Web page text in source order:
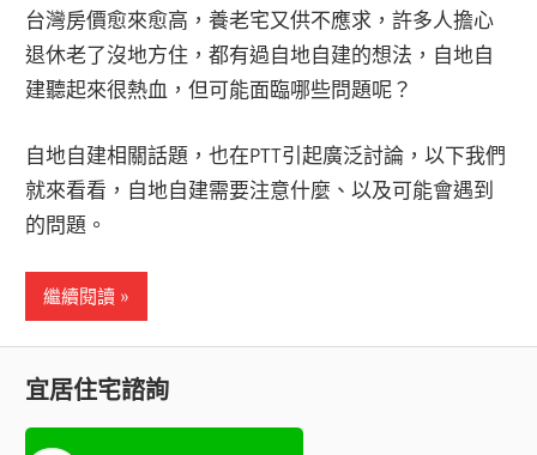
台灣房價愈來愈高，養老宅又供不應求，許多人擔心
退休老了沒地方住，都有過自地自建的想法，自地自
建聽起來很熱血，但可能面臨哪些問題呢？
自地自建相關話題，也在PTT引起廣泛討論，以下我們
就來看看，自地自建需要注意什麼、以及可能會遇到
的問題。
繼續閱讀
宜居住宅諮詢